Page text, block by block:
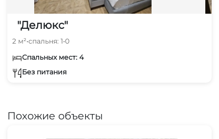
"Делюкс"
2 м²•спальня: 1•0
Спальных мест: 4
Без питания
Похожие объекты